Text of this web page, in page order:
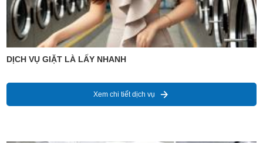
DỊCH VỤ GIẶT LÀ LẤY NHANH
Xem chi tiết dịch vụ